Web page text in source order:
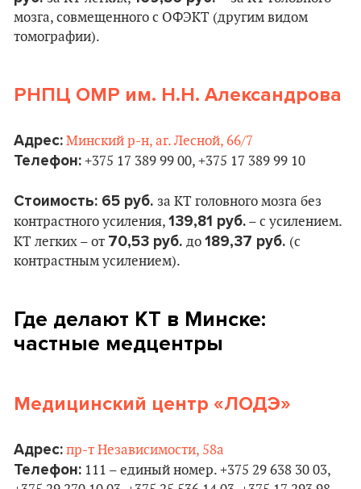
мозга, совмещенного с ОФЭКТ (другим видом
томографии).
РНПЦ ОМР им. Н.Н. Александрова
Адрес: Минский р-н, аг. Лесной, 66/7
Телефон: +375 17 389 99 00, +375 17 389 99 10
Стоимость: 65 руб. за КТ головного мозга без
контрастного усиления, 139,81 руб. – с усилением.
КТ легких – от 70,53 руб. до 189,37 руб. (с
контрастным усилением).
Где делают КТ в Минске:
частные медцентры
Медицинский центр «ЛОДЭ»
Адрес: пр-т Независимости, 58а
Телефон: 111 – единый номер. +375 29 638 30 03,